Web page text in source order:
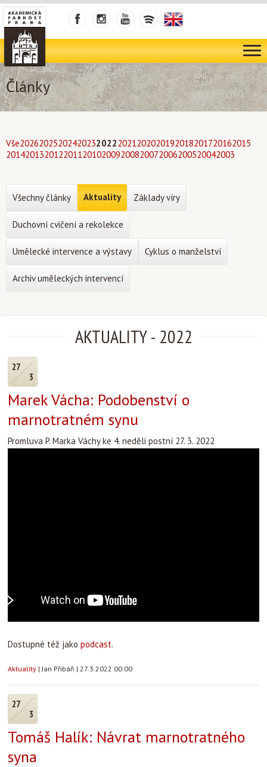
Články
Vše202620252024202320222021202020192018201720162015
201420132012201120102009200820072006200520042003
AKTUALITY- 2022
27
3
Marek Vácha: Podobenství o
marnotratném synu
Promluva P. Marka Váchy ke 4. neděli postní 27. 3. 2022
Dostupné též jako podcast.
Aktuality |Jan Přibáň | 27.3.2022 00:00
27
3
Tomáš Halík: Návrat marnotratného
syna
Všechny články Aktuality Základy víry
Duchovní cvičení a rekolekce
Umělecké intervence a výstavy Cyklus o manželství
Archiv uměleckých intervencí